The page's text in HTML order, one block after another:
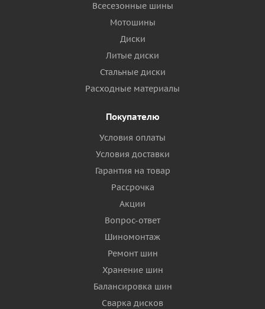
Всесезонные шины
Мотошины
Диски
Литые диски
Стальные диски
Расходные материалы
Покупателю
Условия оплаты
Условия доставки
Гарантия на товар
Рассрочка
Акции
Вопрос-ответ
Шиномонтаж
Ремонт шин
Хранение шин
Балансировка шин
Сварка дисков